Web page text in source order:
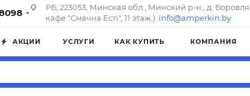
РБ, 223053, Минская обл., Минский р-н., д.
кафе "Смачна Естi", 11 этаж.) info@amperkin.by
АКЦИИ УСЛУГИ КАК КУПИТЬ КОМПАНИЯ